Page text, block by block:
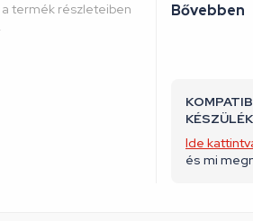
a termék részleteiben
Bővebben
Ide
és mi